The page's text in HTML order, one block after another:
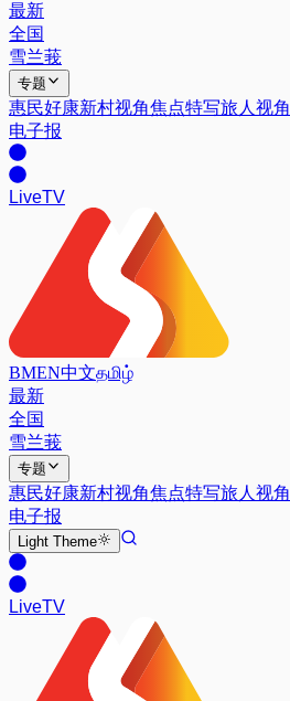
最新
全国
雪兰莪
专题
惠民好康新村视角焦点特写旅人视角
电子报
LiveTV
BMEN中文தமிழ்
最新
全国
雪兰莪
专题
惠民好康新村视角焦点特写旅人视角
电子报
Light Theme
LiveTV